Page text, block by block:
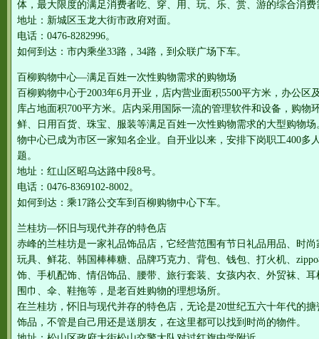
体，最大限度的满足消费者吃、穿、用、玩、乐、赏、游的综合消费
地址：新城区玉龙大街市政府对面。
电话：0476-8282996。
如何到达：市内乘坐33路，34路，到众联广场下车。
百柳购物中心—满足百姓一次性购物需求的购物场
百柳购物中心于2003年6月开业，店内营业面积5500平方米，办公区
库占地面积700平方米。店内采用国际一流的管理软件和设备，购物
鲜、日用百货、珠宝、服装等满足百姓一次性购物需求的大型购物
物中心已成为市区一家知名企业。自开业以来，安排下岗职工400多
题。
地址：红山区昭乌达路中段8号。
电话：0476-8369102-8002。
如何到达：乘17路公交车到百柳购物中心下车。
兰桂坊—怀旧与现代并存的特色店
赤峰的兰桂坊是一家礼品饰品店，它经营范围有节日礼品用品、时
玩具、鲜花、韩国棒棒糖、品牌巧克力、背包、钱包、打火机、
饰、手机配饰、情侣饰品、腰带、旅行套装、女孩内衣、外贸袜、
围巾、伞、鞋拖等，是老百姓购物的理想场所。
在兰桂坊，怀旧与现代并存的特色店，无论是20世纪五六十年代的
饰品，不管是自己用还是送朋友，在这里都可以找到时尚的物件。